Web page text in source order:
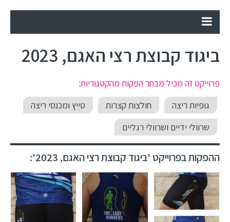
ביגוד קבוצת רצי האגם, 2023
פרוייקט זה מכיל מבחר הפקות מהקטגוריות:
גופיות ריצה
חולצות קצרות
טייץ ומכנסי ריצה
שרוולי ידיים ושרוולי רגליים
ההפקות בפרוייקט 'ביגוד קבוצת רצי האגם, 2023':